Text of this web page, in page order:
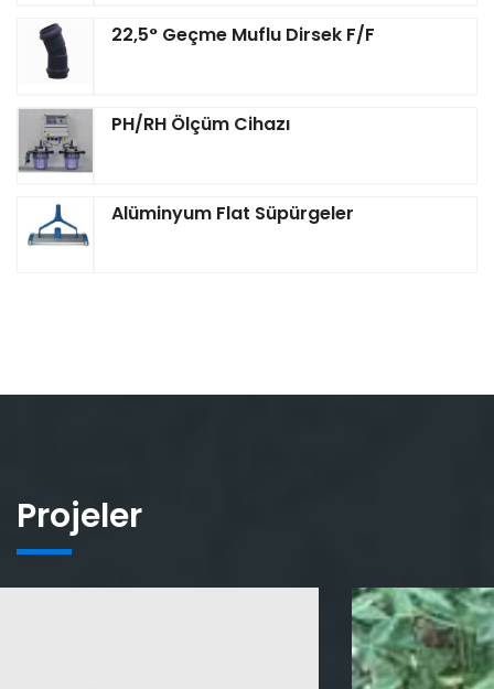
22,5° Geçme Muflu Dirsek F/F
PH/RH Ölçüm Cihazı
Alüminyum Flat Süpürgeler
Projeler